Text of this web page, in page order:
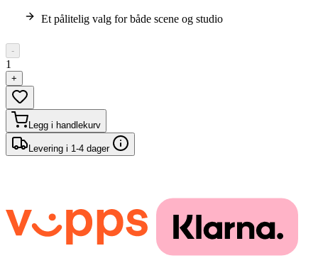
Et pålitelig valg for både scene og studio
-
1
+
Legg i handlekurv
Levering i 1-4 dager